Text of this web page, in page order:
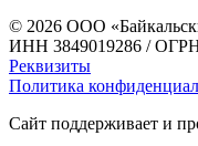
© 2026 ООО
ИНН 3849019286 / ОГРН
Реквизиты
Политика
Сайт поддерживает и